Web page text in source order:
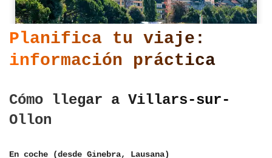
Planifica tu viaje:
información práctica
Cómo llegar a Villars-sur-
Ollon
En coche (desde Ginebra, Lausana)